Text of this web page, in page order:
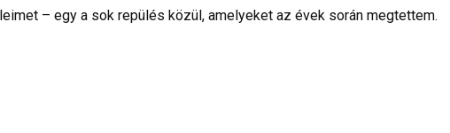
– egy a sok repülés közül, amelyeket az évek során megtettem.